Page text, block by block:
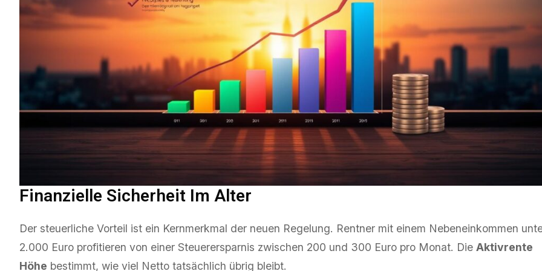
Finanzielle Sicherheit Im Alter
Der steuerliche Vorteil ist ein Kernmerkmal der neuen Regelung. Rentner mit einem Nebeneinkommen
2.000 Euro profitieren von einer Steuerersparnis zwischen 200 und 300 Euro pro Monat. Die Aktivrente
Höhe bestimmt, wie viel Netto tatsächlich übrig bleibt.